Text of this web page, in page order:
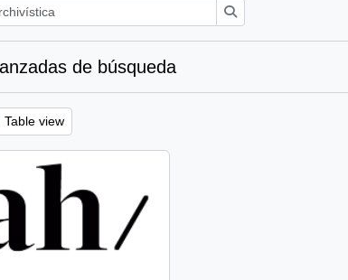
de búsqueda
Table view